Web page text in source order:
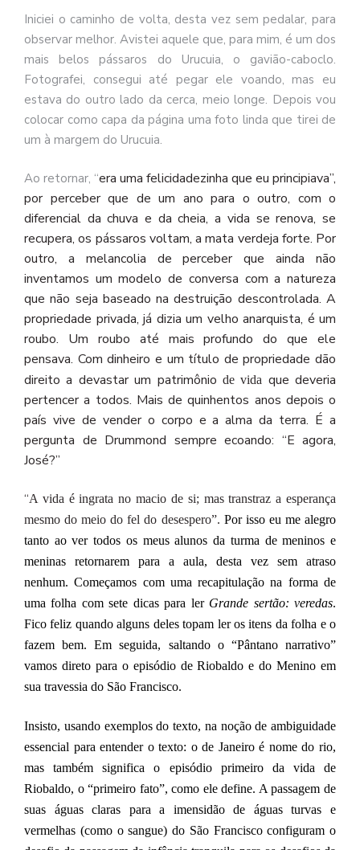
Iniciei o caminho de volta, desta vez sem pedalar, para
observar melhor. Avistei aquele que, para mim, é um dos
mais belos pássaros do Urucuia, o gavião-caboclo.
Fotografei, consegui até pegar ele voando, mas eu
estava do outro lado da cerca, meio longe. Depois vou
colocar como capa da página uma foto linda que tirei de
um à margem do Urucuia.
Ao retornar, “era uma felicidadezinha que eu principiava”,
por perceber que de um ano para o outro, com o
diferencial da chuva e da cheia, a vida se renova, se
recupera, os pássaros voltam, a mata verdeja forte. Por
outro, a melancolia de perceber que ainda não
inventamos um modelo de conversa com a natureza
que não seja baseado na destruição descontrolada. A
propriedade privada, já dizia um velho anarquista, é um
roubo. Um roubo até mais profundo do que ele
pensava. Com dinheiro e um título de propriedade dão
direito a devastar um patrimônio de vida que deveria
pertencer a todos. Mais de quinhentos anos depois o
país vive de vender o corpo e a alma da terra. É a
pergunta de Drummond sempre ecoando: “E agora,
José?”
“A vida éingrata nomacio de si; mastranstrazaesperança
mesmodomeiodofeldo desespero”. Por isso eu me alegro
tanto ao ver todos os meus alunos da turma de meninos e
meninas retornarem para a aula, desta vez sem atraso
nenhum. Começamos com uma recapitulação na forma de
uma folha com sete dicas para ler Grande sertão: veredas.
Fico feliz quando alguns deles topam ler os itens da folha e o
fazem bem. Em seguida, saltando o “Pântano narrativo”
vamos direto para o episódio de Riobaldo e do Menino em
sua travessia do São Francisco.
Insisto, usando exemplos do texto, na noção de ambiguidade
essencial para entender o texto: o de Janeiro é nome do rio,
mas também significa o episódio primeiro da vida de
Riobaldo, o “primeiro fato”, como ele define. A passagem de
suas águas claras para a imensidão de águas turvas e
vermelhas (como o sangue) do São Francisco configuram o